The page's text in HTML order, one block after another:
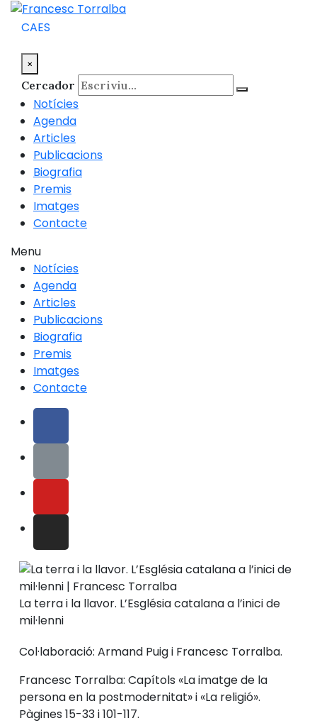
CAES
×
Cercador
Notícies
Agenda
Articles
Publicacions
Biografia
Premis
Imatges
Contacte
Menu
Notícies
Agenda
Articles
Publicacions
Biografia
Premis
Imatges
Contacte
La terra i la llavor. L’Església catalana a l’inici de
mil·lenni
Col·laboració: Armand Puig i Francesc Torralba.
Francesc Torralba: Capítols «La imatge de la
persona en la postmodernitat» i «La religió».
Pàgines 15-33 i 101-117.